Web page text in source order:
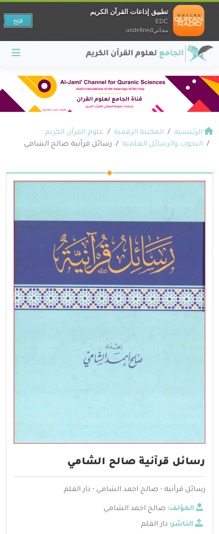
الرئيسية المكتبة الرقمية
علوم القرآن الكريم
البحوث والرسائل العلمية
رسائل قرآنية صالح الشامي
رسائل قرآنية صالح الشامي
رسائل قرآنية - صالح احمد الشامي - دار القلم
المؤلف: صالح احمد الشامي
الناشر: دار القلم
تطبيق إذاعات القرآن الكريم
EDC
مجانيundefined
فتح